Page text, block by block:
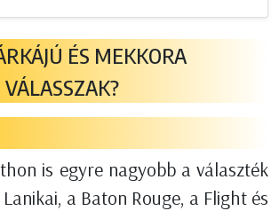
ÉS MEKKORA
is egyre nagyobb a választék
a Baton Rouge, a Flight és